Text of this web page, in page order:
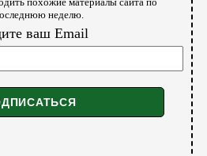
неделю.
ваш Email